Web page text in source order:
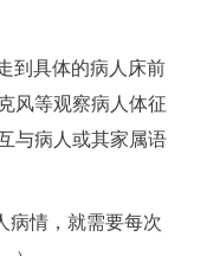
到具体的病人床前
风等观察病人体征
与病人或其家属语
病情，就需要每次